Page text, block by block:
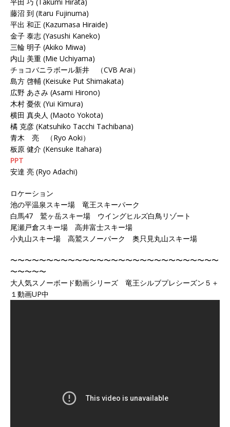
藤沼 到 (Itaru Fujinuma)
平出 和正 (Kazumasa Hiraide)
金子 泰志 (Yasushi Kaneko)
三輪 明子 (Akiko Miwa)
内山 美重 (Mie Uchiyama)
チョコバニラボール新井 （CVB Arai）
島方 啓輔 (Keisuke Put Shimakata)
広野 あさみ (Asami Hirono)
木村 憂依 (Yui Kimura)
横田 真央人 (Maoto Yokota)
橘 克彦 (Katsuhiko Tacchi Tachibana)
青木 亮 （Ryo Aoki）
板原 健介 (Kensuke Itahara)
PPT
安達 亮 (Ryo Adachi)
ロケーション
池の平温泉スキー場 竜王スキーパーク
白馬47 鷲ヶ岳スキー場 ウイングヒルズ白鳥リゾート
尾瀬戸倉スキー場 高井富士スキー場
小丸山スキー場 高鷲スノーパーク 奥只見丸山スキー場
〜〜〜〜〜〜〜〜〜〜〜〜〜〜〜〜〜〜〜〜〜〜〜〜〜〜〜〜〜
〜〜〜〜〜
大人気スノーボード動画シリーズ 竜王シルブプレシーズン５＋
１動画UP中